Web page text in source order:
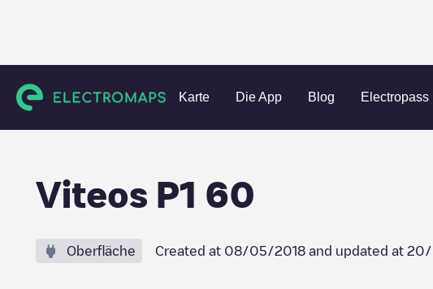
Karte Die App Blog Electropass
Charging stations Schweiz Le Locle Le Locle Viteos P1 60
Viteos P1 60
Oberfläche Created at 08/05/2018 and updated at 20/